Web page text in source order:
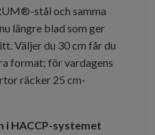
stål och samma
längre blad som ger
Väljer du 30 cm får du
format; för vardagens
räcker 25 cm-
i HACCP-systemet